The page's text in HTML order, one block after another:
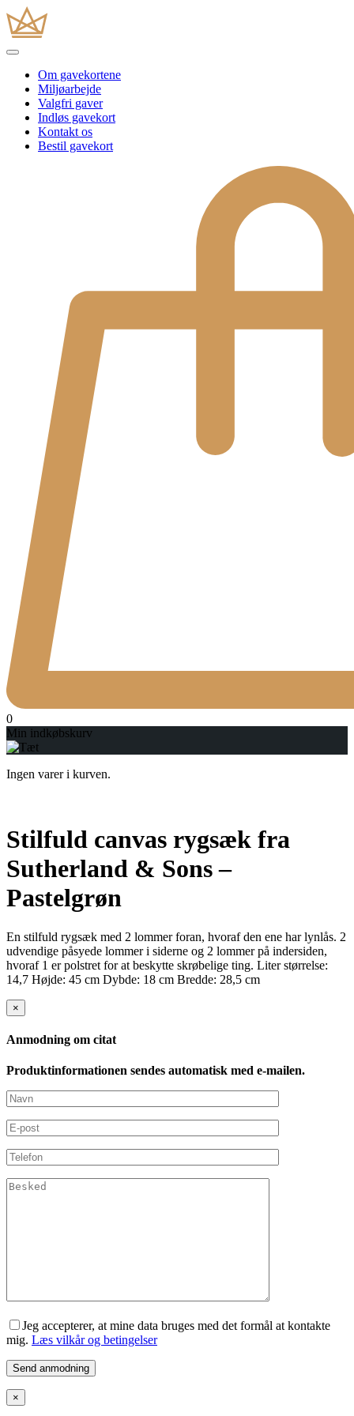
Om gavekortene
Miljøarbejde
Valgfri gaver
Indløs gavekort
Kontakt os
Bestil gavekort
0
Min indkøbskurv
Ingen varer i kurven.
Stilfuld canvas rygsæk fra
Sutherland & Sons –
Pastelgrøn
En stilfuld rygsæk med 2 lommer foran, hvoraf den ene har lynlås. 2
udvendige påsyede lommer i siderne og 2 lommer på indersiden,
hvoraf 1 er polstret for at beskytte skrøbelige ting. Liter størrelse:
14,7 Højde: 45 cm Dybde: 18 cm Bredde: 28,5 cm
×
Anmodning om citat
Produktinformationen sendes automatisk med e-mailen.
Jeg accepterer, at mine data bruges med det formål at kontakte
mig. Læs vilkår og betingelser
×